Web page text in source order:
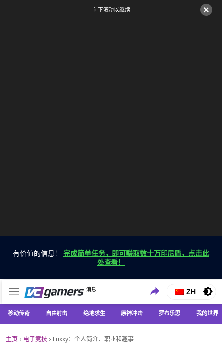
×
向下滚动以继续
有价值的信息！ 完成简单任务，即可赚取数十万印尼盾，点击此
处查看！
VC游戏新闻
消息
仅在 VCGamers 获取最新的游戏新闻
ZH
移动传奇 自由射击 绝地求生 原神冲击 罗布乐思 我的世界
主页 › 电子竞技 › Luxxy：个人简介、职业和趣事